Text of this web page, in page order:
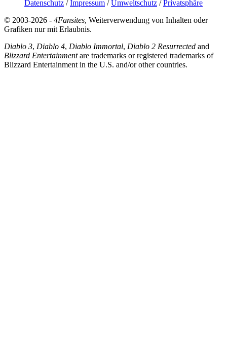
Datenschutz /Impressum /Umweltschutz /Privatsphäre
© 2003-2026 - 4Fansites, Weiterverwendung von Inhalten oder
Grafiken nur mit Erlaubnis.
Diablo 3, Diablo 4, Diablo Immortal, Diablo 2 Resurrected and
Blizzard Entertainmentare trademarks or registered trademarks of
Blizzard Entertainment in the U.S. and/or other countries.